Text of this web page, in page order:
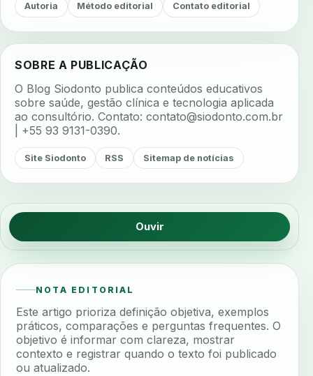
Autoria Método editorial Contato editorial
SOBRE A PUBLICAÇÃO
O Blog Siodonto publica conteúdos educativos
sobre saúde, gestão clínica e tecnologia aplicada
ao consultório. Contato: contato@siodonto.com.br
| +55 93 9131-0390.
Site Siodonto RSS Sitemap de notícias
Ouvir
NOTA EDITORIAL
Este artigo prioriza definição objetiva, exemplos
práticos, comparações e perguntas frequentes. O
objetivo é informar com clareza, mostrar
contexto e registrar quando o texto foi publicado
ou atualizado.